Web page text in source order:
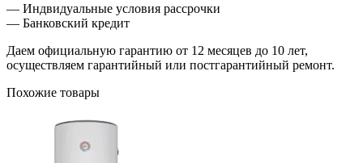
— Индвидуальные условия рассрочки
— Банковский кредит
Даем официальную гарантию от 12 месяцев до 10 лет,
осуществляем гарантийный или постгарантийный ремонт.
Похожие товары